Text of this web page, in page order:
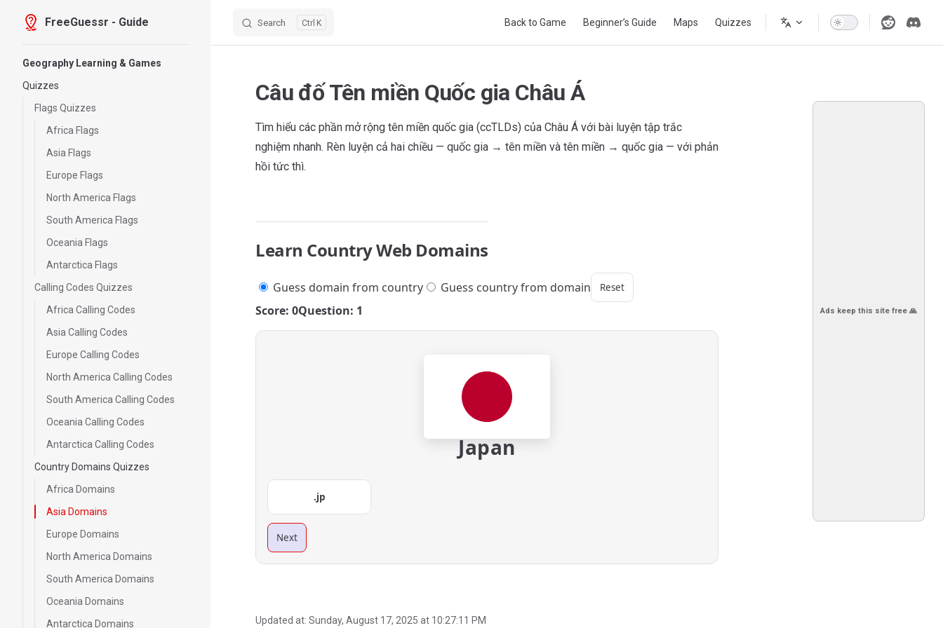
Skip to content
FreeGuessr - Guide Search K Back to Game Beginner’s Guide Maps Quizzes
Geography Learning & Games
Quizzes
Flags Quizzes
Africa Flags
Asia Flags
Europe Flags
North America Flags
South America Flags
Oceania Flags
Antarctica Flags
Calling Codes Quizzes
Africa Calling Codes
Asia Calling Codes
Europe Calling Codes
North America Calling Codes
South America Calling Codes
Oceania Calling Codes
Antarctica Calling Codes
Country Domains Quizzes
Africa Domains
Asia Domains
Europe Domains
North America Domains
South America Domains
Oceania Domains
Antarctica Domains
Ads keep this site free 🙏
Câu đố Tên miền Quốc gia Châu Á
Tìm hiểu các phần mở rộng tên miền quốc gia (ccTLDs) của Châu Á với bài luyện tập trắc
nghiệm nhanh. Rèn luyện cả hai chiều — quốc gia → tên miền và tên miền → quốc gia — với phản
hồi tức thì.
Learn Country Web Domains
Guess domain from country Guess country from domain Reset
Score: 0Question: 1
Japan
.jp
Next
Updated at: Sunday, August 17, 2025 at 10:27:11 PM